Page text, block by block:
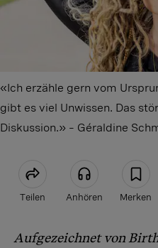
«Ich erzähle gern vom
gibt es viel Unwissen. Das
Diskussion.» – Géraldine
Teilen Anhören Merken
Artikel teilen
Aufgezeichnet von